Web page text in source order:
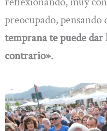
preocupado, pensando
temprana te puede
contrario».